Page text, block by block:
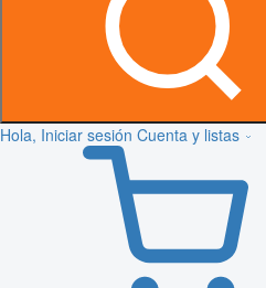
Hola, Iniciar sesión Cuenta y listas